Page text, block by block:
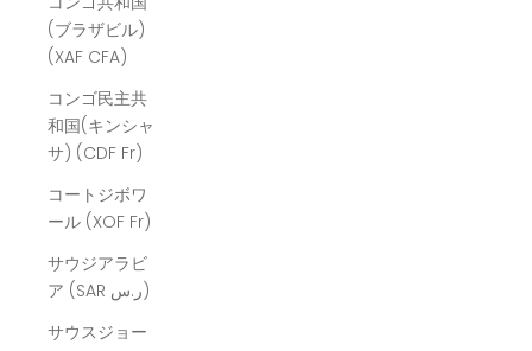
(ブラザビル)
(XAF CFA)
コンゴ民主共
和国(キンシャ
サ) (CDF Fr)
コートジボワ
ール (XOF Fr)
サウジアラビ
ア (SAR ر.س)
サウスジョー